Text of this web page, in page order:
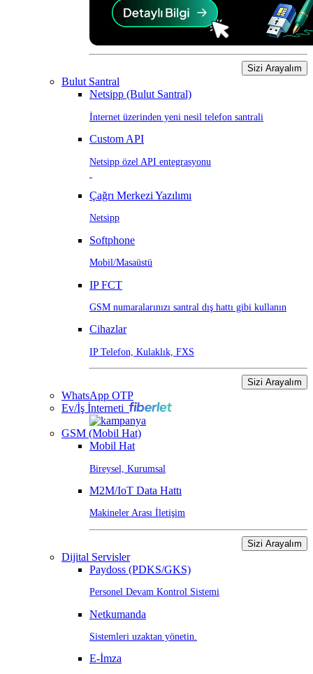
Sizi Arayalım
Bulut Santral
Netsipp (Bulut Santral)
İnternet üzerinden yeni nesil telefon santrali
Custom API
Netsipp özel API entegrasyonu
Çağrı Merkezi Yazılımı
Netsipp
Softphone
Mobil/Masaüstü
IP FCT
GSM numaralarınızı santral dış hattı gibi kullanın
Cihazlar
IP Telefon, Kulaklık, FXS
Sizi Arayalım
WhatsApp OTP
Ev/İş İnterneti
GSM (Mobil Hat)
Mobil Hat
Bireysel, Kurumsal
M2M/IoT Data Hattı
Makineler Arası İletişim
Sizi Arayalım
Dijital Servisler
Paydoss (PDKS/GKS)
Personel Devam Kontrol Sistemi
Netkumanda
Sistemleri uzaktan yönetin.
E-İmza